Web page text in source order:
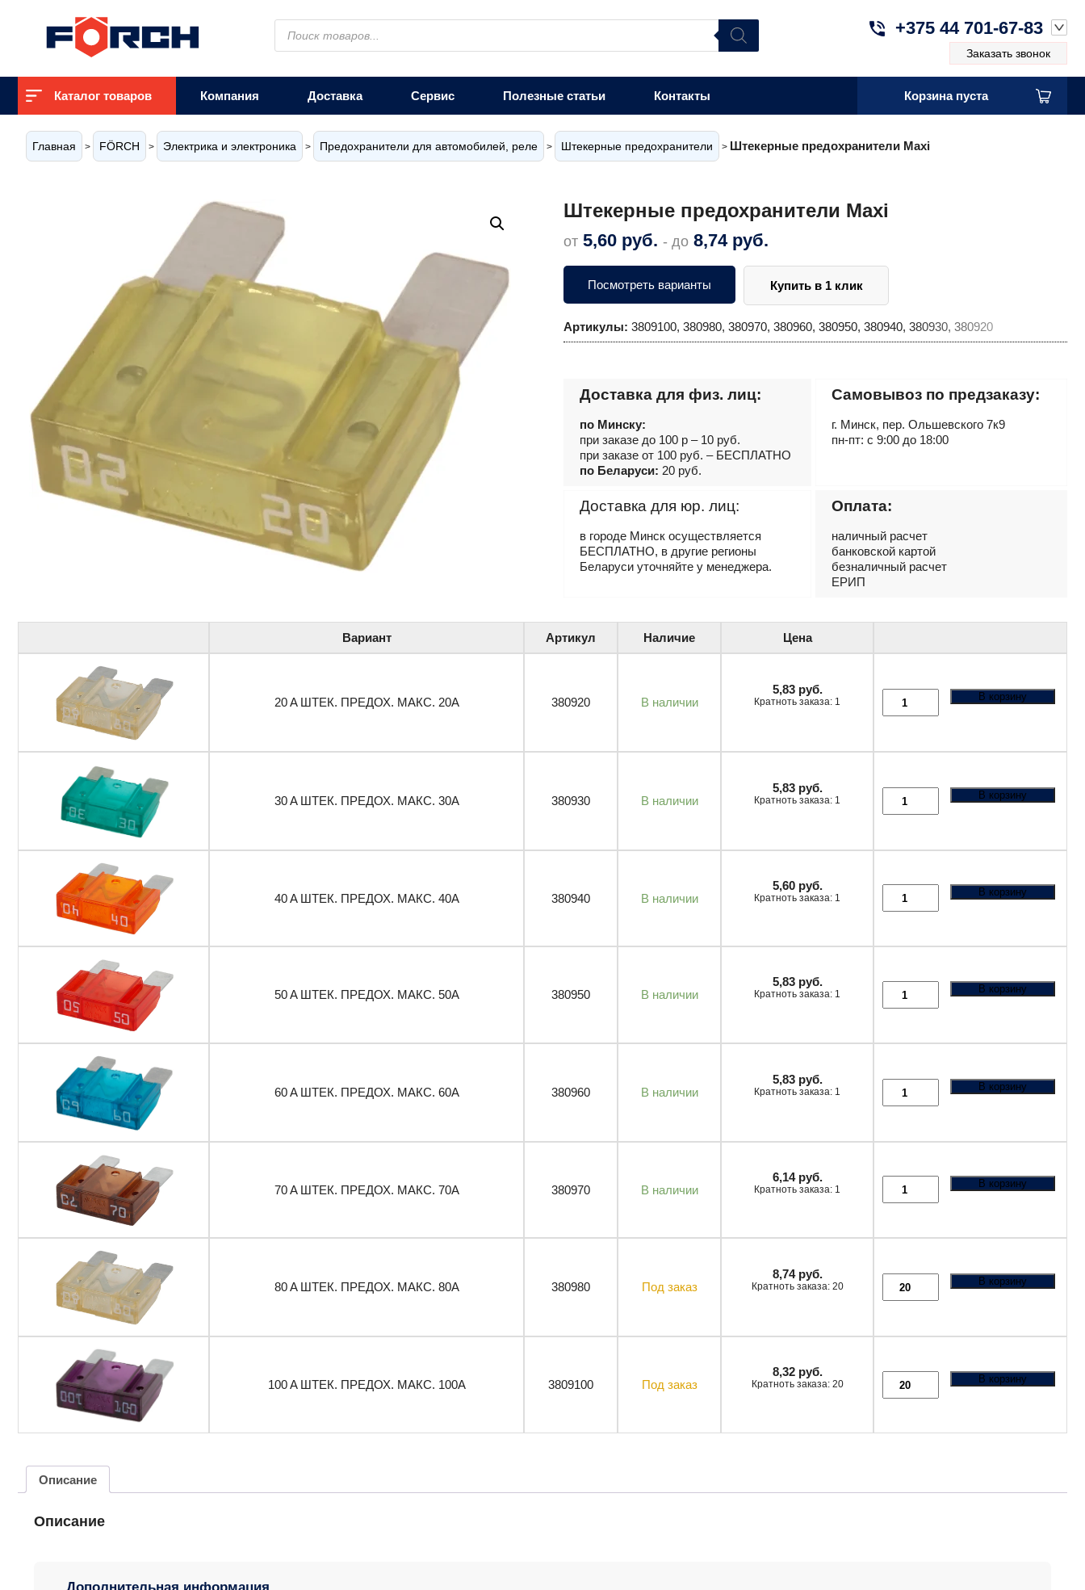
Поиск
товаров
+375 44 701-67-83
Заказать звонок
Каталог товаров Компания Доставка Сервис Полезные статьи Контакты Корзина пуста
Главная > FÖRCH > Электрика и электроника > Предохранители для автомобилей, реле > Штекерные предохранители > Штекерные предохранители Maxi
Штекерные предохранители Maxi
от 5,60 руб. - до 8,74 руб.
Посмотреть варианты Купить в 1 клик
Артикулы: 3809100, 380980, 380970, 380960, 380950, 380940, 380930, 380920
Доставка для физ. лиц:
по Минску:
при заказе до 100 р – 10 руб.
при заказе от 100 руб. – БЕСПЛАТНО
по Беларуси: 20 руб.
Самовывоз по предзаказу:
г. Минск, пер. Ольшевского 7к9
пн-пт: с 9:00 до 18:00
Доставка для юр. лиц:
в городе Минск осуществляется
БЕСПЛАТНО, в другие регионы
Беларуси уточняйте у менеджера.
Оплата:
наличный расчет
банковской картой
безналичный расчет
ЕРИП
Вариант Артикул Наличие Цена
20 A ШТЕК. ПРЕДОХ. МАКС. 20A 380920 В наличии
5,83 руб.
Кратноть заказа: 1 В корзину
30 A ШТЕК. ПРЕДОХ. МАКС. 30A 380930 В наличии
5,83 руб.
Кратноть заказа: 1 В корзину
40 A ШТЕК. ПРЕДОХ. МАКС. 40A 380940 В наличии
5,60 руб.
Кратноть заказа: 1 В корзину
50 A ШТЕК. ПРЕДОХ. МАКС. 50A 380950 В наличии
5,83 руб.
Кратноть заказа: 1 В корзину
60 A ШТЕК. ПРЕДОХ. МАКС. 60A 380960 В наличии
5,83 руб.
Кратноть заказа: 1 В корзину
70 A ШТЕК. ПРЕДОХ. МАКС. 70A 380970 В наличии
6,14 руб.
Кратноть заказа: 1 В корзину
80 A ШТЕК. ПРЕДОХ. МАКС. 80A 380980 Под заказ
8,74 руб.
Кратноть заказа: 20 В корзину
100 A ШТЕК. ПРЕДОХ. МАКС. 100A 3809100 Под заказ
8,32 руб.
Кратноть заказа: 20 В корзину
Описание
Описание